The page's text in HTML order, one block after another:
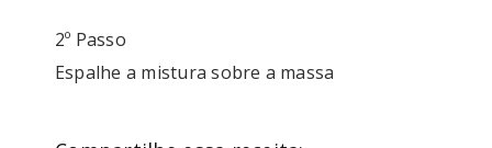
2º Passo
Espalhe a mistura sobre a massa